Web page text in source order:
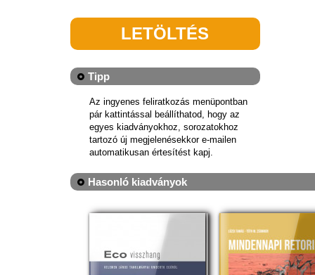
LETÖLTÉS
Tipp
Az ingyenes feliratkozás menüpontban
pár kattintással beállíthatod, hogy az
egyes kiadványokhoz, sorozatokhoz
tartozó új megjelenésekkor e-mailen
automatikusan értesítést kapj.
Hasonló kiadványok